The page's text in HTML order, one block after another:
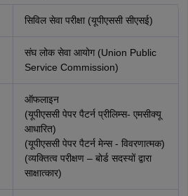
सिविल सेवा परीक्षा (यूपीएससी सीएसई)
संघ लोक सेवा आयोग (Union Public
Service Commission)
ऑफलाइन
(यूपीएससी पेपर पैटर्न प्रीलिम्स- एमसीक्यू
आधारित)
(यूपीएससी पेपर पैटर्न मेन्स - विवरणात्मक)
(व्यक्तित्व परीक्षण – बोर्ड सदस्यों द्वारा
साक्षात्कार)